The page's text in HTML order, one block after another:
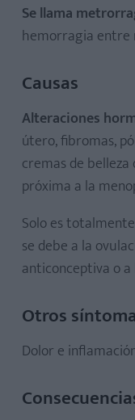
Se llama
hemorragia entre
Causas
Alteraciones
útero, fibromas,
cremas de
próxima a la
Solo es
se debe a la
anticonceptiva o
Otros
Dolor e